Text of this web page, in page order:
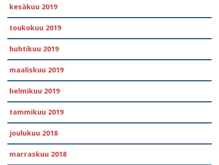
kesäkuu 2019
toukokuu 2019
huhtikuu 2019
maaliskuu 2019
helmikuu 2019
tammikuu 2019
joulukuu 2018
marraskuu 2018